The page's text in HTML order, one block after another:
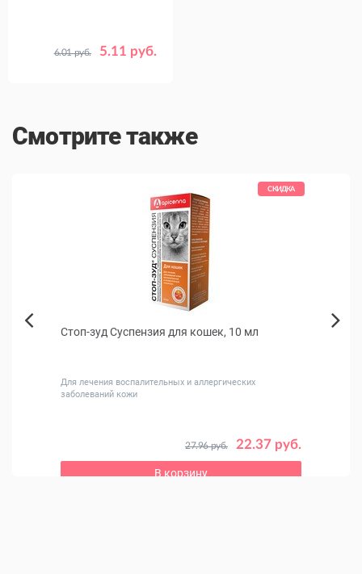
5.11 руб.
6.01 руб.
40
Смотрите также
СКИДКА
Стоп-зуд Суспензия для кошек, 10 мл
Для лечения воспалительных и аллергических
заболеваний кожи
22.37 руб.
27.96 руб.
В корзину